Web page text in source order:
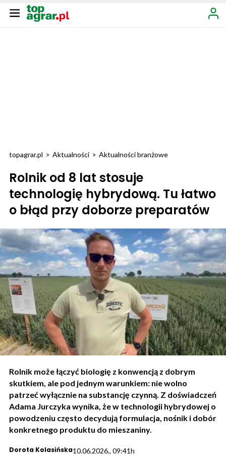
topagrar.pl > Aktualności > Aktualności branżowe
Rolnik od 8 lat stosuje
technologię hybrydową. Tu łatwo
o błąd przy doborze preparatów
Rolnik może łączyć biologię z konwencją z dobrym
skutkiem, ale pod jednym warunkiem: nie wolno
patrzeć wyłącznie na substancję czynną. Z doświadczeń
Adama Jurczyka wynika, że w technologii hybrydowej o
powodzeniu często decydują formulacja, nośnik i dobór
konkretnego produktu do mieszaniny.
Dorota Kolasińska10.06.2026., 09:41h